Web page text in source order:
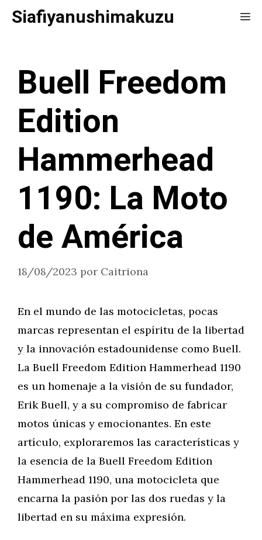
SaltarSiafiyanushimakuzu
Buell Freedom
Edition
Hammerhead
1190: La Moto
de América
18/08/2023 por Caitriona
En el mundo de las motocicletas, pocas
marcas representan el espíritu de la libertad
y la innovación estadounidense como Buell.
La Buell Freedom Edition Hammerhead 1190
es un homenaje a la visión de su fundador,
Erik Buell, y a su compromiso de fabricar
motos únicas y emocionantes. En este
artículo, exploraremos las características y
la esencia de la Buell Freedom Edition
Hammerhead 1190, una motocicleta que
encarna la pasión por las dos ruedas y la
libertad en su máxima expresión.